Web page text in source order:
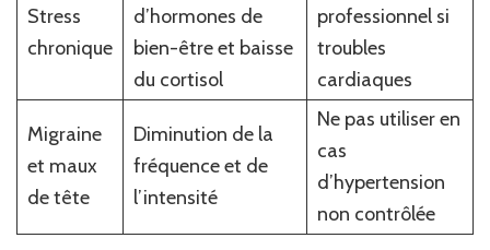
Stress
chronique
d’hormones de
bien-être et baisse
du cortisol
professionnel si
troubles
cardiaques
Migraine
et maux
de tête
Diminution de la
fréquence et de
l’intensité
Ne pas utiliser en
cas
d’hypertension
non contrôlée